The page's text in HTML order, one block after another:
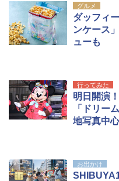
グルメ
ダッフィ
ンケース
ューも
行ってみた
明日開演
「ドリー
地写真中
お出かけ